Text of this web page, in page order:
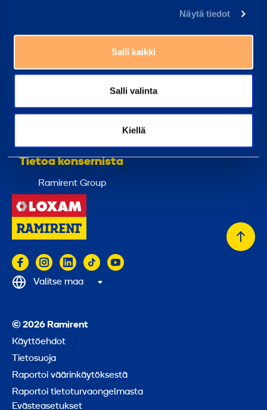
Näytä tiedot
Salli kaikki
Salli valinta
Kiellä
Laskutustiedot
Palvelut
Palvelut
Tietoa konsernista
Ramirent Group
© 2026 Ramirent
Käyttöehdot
Tietosuoja
Raportoi väärinkäytöksestä
Raportoi tietoturvaongelmasta
Evästeasetukset
Valitse maa